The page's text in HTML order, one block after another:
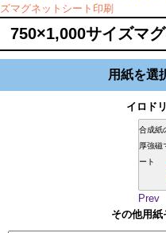
ズマグネットシート印刷
750×1,000サイズマ
用紙を選
イロド
合成紙
厚強磁
ート
Prev
その他用紙